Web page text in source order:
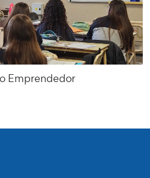
Emprendedor